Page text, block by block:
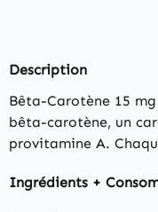
Description
Bêta-Carotène 15
bêta-carotène, un
provitamine A.
Ingrédients +